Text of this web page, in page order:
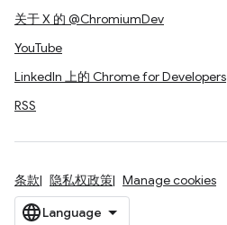
关于 X 的 @ChromiumDev
YouTube
LinkedIn 上的 Chrome for Developers
RSS
条款 隐私权政策 Manage cookies